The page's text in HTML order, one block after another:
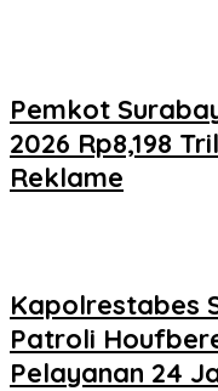
Pemkot
2026 Rp8,198
Reklame
Kapolrestabes
Patroli
Pelayanan 24